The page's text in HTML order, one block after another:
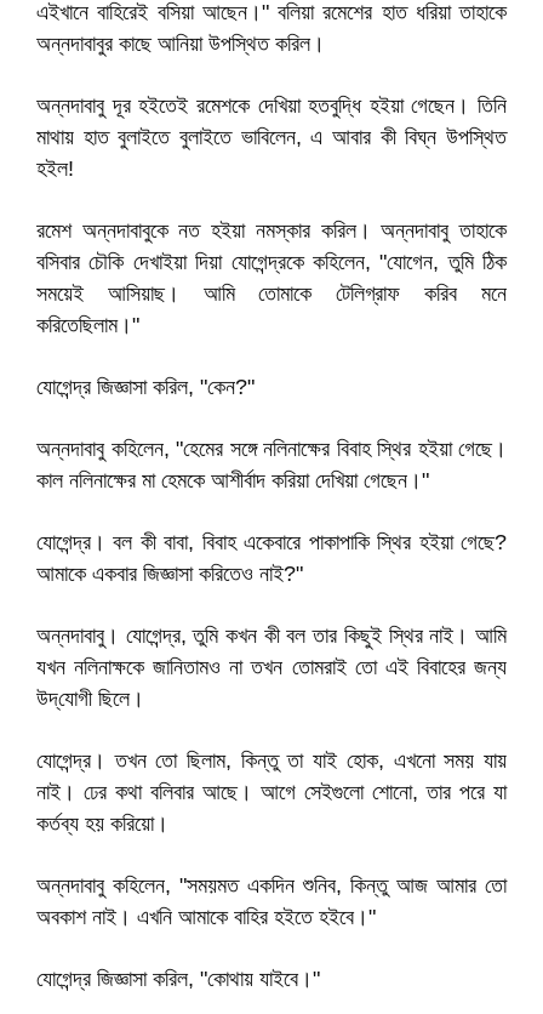
এইখানে বাহিরেই বসিয়া আছেন।" বলিয়া রমেশের হাত ধরিয়া তাহাকে
অন্নদাবাবুর কাছে আনিয়া উপস্থিত করিল।
অন্নদাবাবু দূর হইতেই রমেশকে দেখিয়া হতবুদ্ধি হইয়া গেছেন। তিনি
মাথায় হাত বুলাইতে বুলাইতে ভাবিলেন, এ আবার কী বিঘ্ন উপস্থিত
হইল!
রমেশ অন্নদাবাবুকে নত হইয়া নমস্কার করিল। অন্নদাবাবু তাহাকে
বসিবার চৌকি দেখাইয়া দিয়া যোগেন্দ্রকে কহিলেন, "যোগেন, তুমি ঠিক
সময়েই আসিয়াছ। আমি তোমাকে টেলিগ্রাফ করিব মনে
করিতেছিলাম।"
যোগেন্দ্র জিজ্ঞাসা করিল, "কেন?"
অন্নদাবাবু কহিলেন, "হেমের সঙ্গে নলিনাক্ষের বিবাহ স্থির হইয়া গেছে।
কাল নলিনাক্ষের মা হেমকে আশীর্বাদ করিয়া দেখিয়া গেছেন।"
যোগেন্দ্র। বল কী বাবা, বিবাহ একেবারে পাকাপাকি স্থির হইয়া গেছে?
আমাকে একবার জিজ্ঞাসা করিতেও নাই?"
অন্নদাবাবু। যোগেন্দ্র, তুমি কখন কী বল তার কিছুই স্থির নাই। আমি
যখন নলিনাক্ষকে জানিতামও না তখন তোমরাই তো এই বিবাহের জন্য
উদ্‌যোগী ছিলে।
যোগেন্দ্র। তখন তো ছিলাম, কিন্তু তা যাই হোক, এখনো সময় যায়
নাই। ঢের কথা বলিবার আছে। আগে সেইগুলো শোনো, তার পরে যা
কর্তব্য হয় করিয়ো।
অন্নদাবাবু কহিলেন, "সময়মত একদিন শুনিব, কিন্তু আজ আমার তো
অবকাশ নাই। এখনি আমাকে বাহির হইতে হইবে।"
যোগেন্দ্র জিজ্ঞাসা করিল, "কোথায় যাইবে।"